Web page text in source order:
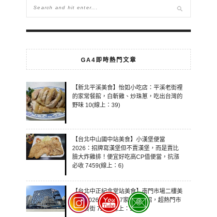
GA4即時熱門文章
【新北平溪美食】怡如小吃店：平溪老街裡
的家常餐館，白斬雞、炒珠蔥，吃出台灣的
野味 10(線上：39)
【台北中山國中站美食】小漢堡便當
2026：招牌寫漢堡但不賣漢堡，而是賣比
臉大炸雞排！便宜好吃高CP值便當，抗漲
必收 7459(線上：6)
【台北中正紀念堂站美食】南門市場二樓美
食街 2026：全部17家店家介紹，超熱門市
場美食街 7266(線上：5)